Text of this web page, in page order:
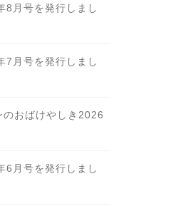
8月号を発行しまし
7月号を発行しまし
のおばけやしき2026
6月号を発行しまし